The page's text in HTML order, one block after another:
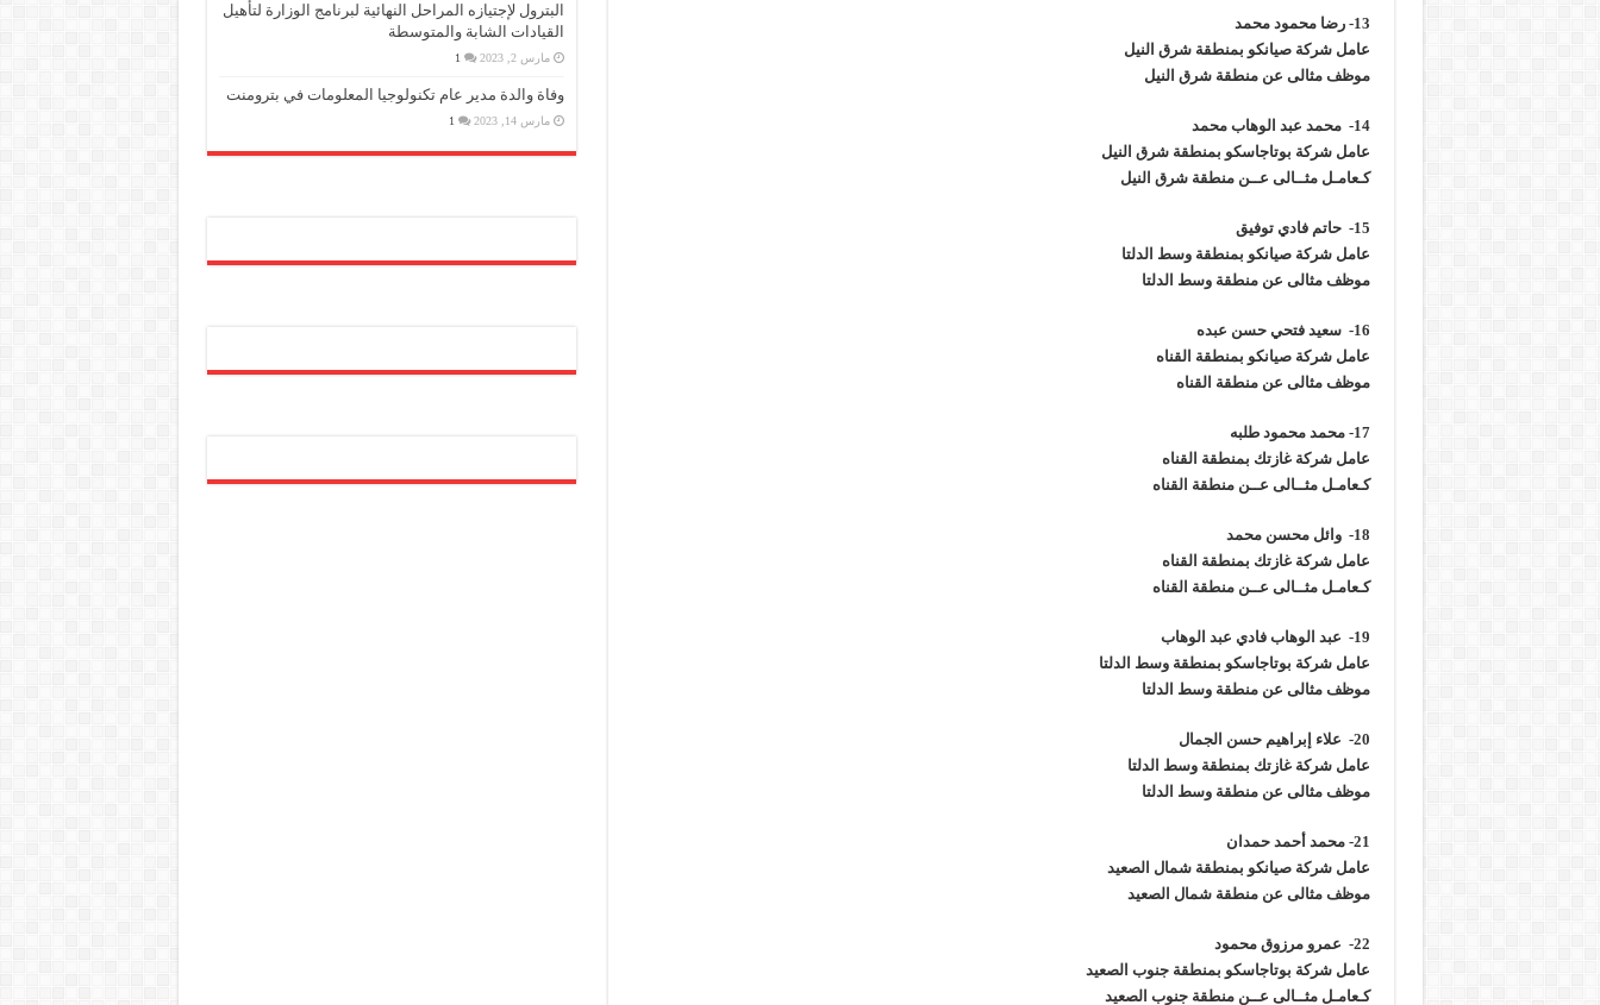
13- رضا محمود محمد
عامل شركة صيانكو بمنطقة شرق النيل
موظف مثالى عن منطقة شرق النيل
14- محمد عبد الوهاب محمد
عامل شركة بوتاجاسكو بمنطقة شرق النيل
كـعامـل مثــالى عــن منطقة شرق النيل
15- حاتم فادي توفيق
عامل شركة صيانكو بمنطقة وسط الدلتا
موظف مثالى عن منطقة وسط الدلتا
16- سعيد فتحي حسن عبده
عامل شركة صيانكو بمنطقة القناه
موظف مثالى عن منطقة القناه
17- محمد محمود طلبه
عامل شركة غازتك بمنطقة القناه
كـعامـل مثــالى عــن منطقة القناه
18- وائل محسن محمد
عامل شركة غازتك بمنطقة القناه
كـعامـل مثــالى عــن منطقة القناه
19- عبد الوهاب فادي عبد الوهاب
عامل شركة بوتاجاسكو بمنطقة وسط الدلتا
موظف مثالى عن منطقة وسط الدلتا
20- علاء إبراهيم حسن الجمال
عامل شركة غازتك بمنطقة وسط الدلتا
موظف مثالى عن منطقة وسط الدلتا
21- محمد أحمد حمدان
عامل شركة صيانكو بمنطقة شمال الصعيد
موظف مثالى عن منطقة شمال الصعيد
22- عمرو مرزوق محمود
عامل شركة بوتاجاسكو بمنطقة جنوب الصعيد
كـعامـل مثــالى عــن منطقة جنوب الصعيد
البترول لإجتيازه المراحل النهائية لبرنامج الوزارة لتأهيل
القيادات الشابة والمتوسطة
مارس 2, 2023 1
وفاة والدة مدير عام تكنولوجيا المعلومات في بترومنت
مارس 14, 2023 1